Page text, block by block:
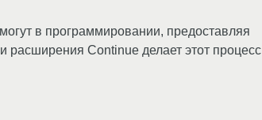
в программировании, предоставляя
Continue делает этот процесс